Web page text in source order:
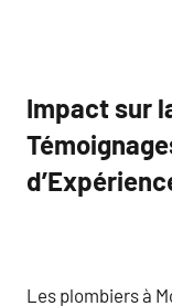
Impact sur
Les plombiers à